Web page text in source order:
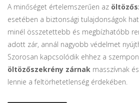
A minőséget értelemszerűen az
esetében a biztonsági tulajdonságok
minél összetettebb és megbízhatóbb
adott zár, annál nagyobb védelmet
Szorosan kapcsolódik ehhez a
öltözőszekrény zárnak masszívnak
lennie a feltörhetetlenség érdekében.